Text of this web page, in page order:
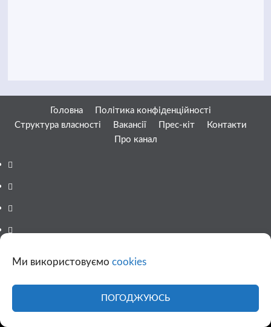
Ми використовуємо cookies
ПОГОДЖУЮСЬ
Головна
Політика конфіденційності
Структура власності
Вакансії Прес-кіт
Контакти
Про канал
Facebook
YouTube
Telegram
Instagram